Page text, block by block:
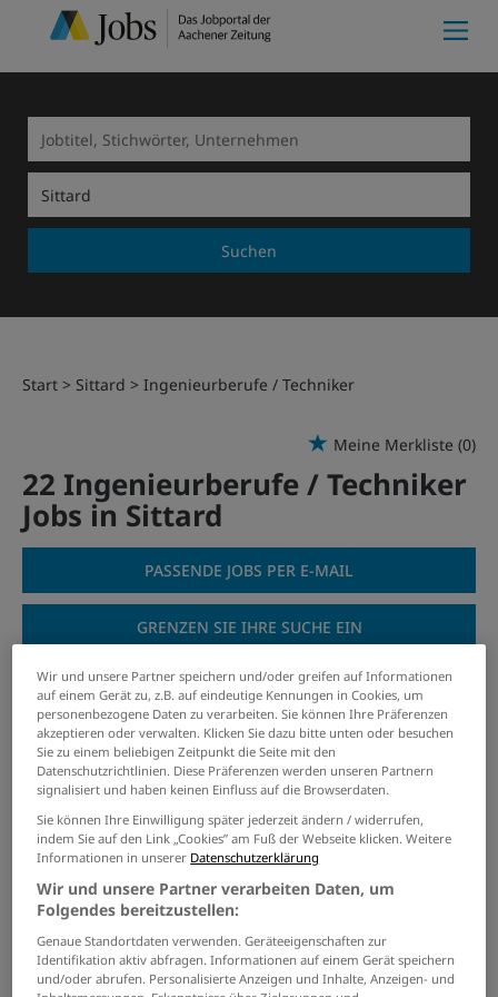
Suchen
Start Sittard Ingenieurberufe / Techniker
Meine Merkliste (0)
22 Ingenieurberufe / Techniker
Jobs in Sittard
PASSENDE JOBS PER E-MAIL
GRENZEN SIE IHRE SUCHE EIN
Forstwirt:in (w/m/d)
18.07.2026 /Stadt Würselen / Würselen
Mitarbeiter Abwiegeraum
(m/w/d)
07.08.2026 /DICO Drinks GmbH / Hückelhoven
Senior Experte Netzleitsysteme &
OT (m/w/d)
Wir und unsere Partner speichern und/oder greifen auf Informationen
auf einem Gerät zu, z.B. auf eindeutige Kennungen in Cookies, um
personenbezogene Daten zu verarbeiten. Sie können Ihre Präferenzen
akzeptieren oder verwalten. Klicken Sie dazu bitte unten oder besuchen
Sie zu einem beliebigen Zeitpunkt die Seite mit den
Datenschutzrichtlinien. Diese Präferenzen werden unseren Partnern
signalisiert und haben keinen Einfluss auf die Browserdaten.
Sie können Ihre Einwilligung später jederzeit ändern / widerrufen,
indem Sie auf den Link „Cookies” am Fuß der Webseite klicken. Weitere
Informationen in unserer Datenschutzerklärung
Wir und unsere Partner verarbeiten Daten, um
Folgendes bereitzustellen:
Genaue Standortdaten verwenden. Geräteeigenschaften zur
Identifikation aktiv abfragen. Informationen auf einem Gerät speichern
und/oder abrufen. Personalisierte Anzeigen und Inhalte, Anzeigen- und